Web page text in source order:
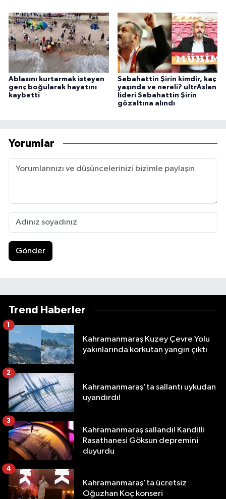
Ablasını kurtarmak isteyen
genç boğularak hayatını
kaybetti
Sebahattin Şirin kimdir, kaç
yaşında ve nereli? ultrAslan
lideri Sebahattin Şirin
gözaltına alındı
Yorumlar
Gönder
Trend Haberler
Kahramanmaraş Kuzey Çevre Yolu
yakınlarında korkutan yangın çıktı
1
Kahramanmaraş'ta sallantı uykudan
uyandırdı!
2
Kahramanmaraş sallandı! Kandilli
Rasathanesi Göksun depremini
duyurdu
3
Kahramanmaraş'ta ücretsiz
Oğuzhan Koç konseri
4